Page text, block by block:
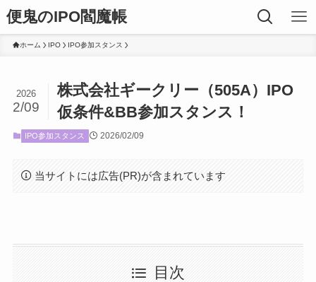
便鬼のIPO閻魔帳
ホーム IPO IPO参加スタンス
株式会社ギークリー（505A）IPO
仮条件&BB参加スタンス！
2026
2/09
IPO参加スタンス 2026/02/09
当サイトには広告(PR)が含まれています
目次